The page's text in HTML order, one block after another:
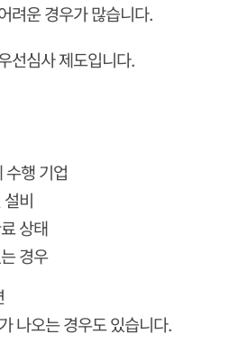
려운 경우가 많습니다.
선심사 제도입니다.
수행 기업
비
상태
경우
나오는 경우도 있습니다.